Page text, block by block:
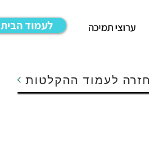
לעמוד הבית ערוצי תמיכה
לעמוד ההקלטות